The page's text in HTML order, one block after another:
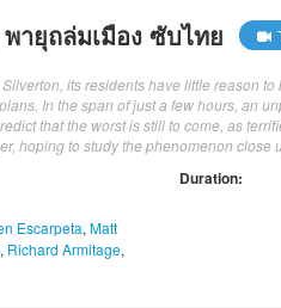
ายุถล่มเมือง ซับไทย
its residents have little reason
In the span of just a few hours, an
that the worst is still to come, as
hoping to study the phenomenon close
Escarpeta, Matt
, Richard Armitage,
Duration: